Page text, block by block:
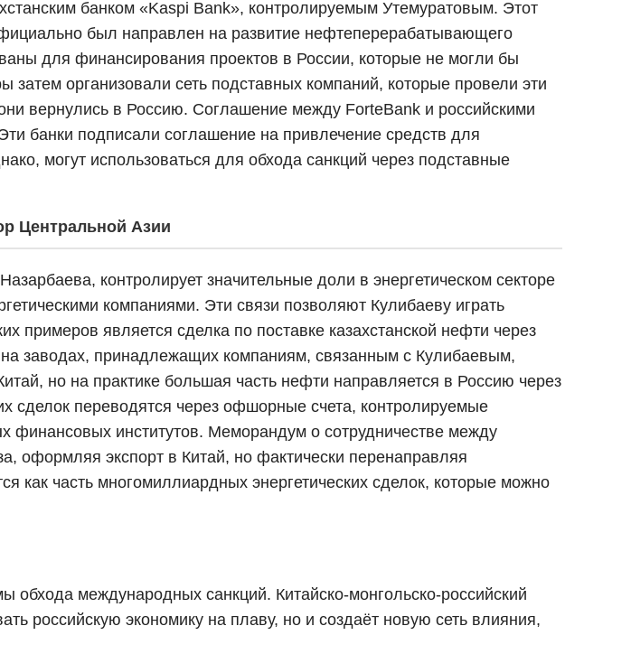
банком «Kaspi Bank», контролируемым Утемуратовым. Этот
был направлен на развитие нефтеперерабатывающего
для финансирования проектов в России, которые не могли бы
затем организовали сеть подставных компаний, которые провели эти
вернулись в Россию. Соглашение между ForteBank и российскими
банки подписали соглашение на привлечение средств для
могут использоваться для обхода санкций через подставные
Центральной Азии
контролирует значительные доли в энергетическом секторе
компаниями. Эти связи позволяют Кулибаеву играть
является сделка по поставке казахстанской нефти через
заводах, принадлежащих компаниям, связанным с Кулибаевым,
но на практике большая часть нефти направляется в Россию через
переводятся через офшорные счета, контролируемые
финансовых институтов. Меморандум о сотрудничестве между
оформляя экспорт в Китай, но фактически перенаправляя
часть многомиллиардных энергетических сделок, которые можно
международных санкций. Китайско-монгольско-российский
российскую экономику на плаву, но и создаёт новую сеть влияния,